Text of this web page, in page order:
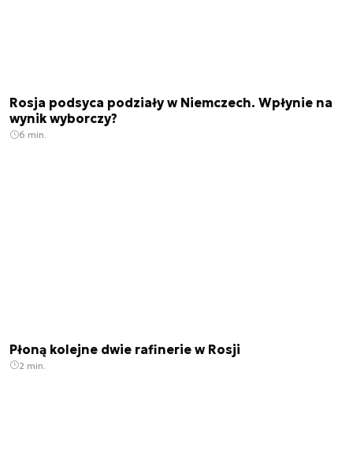
Rosja podsyca podziały w Niemczech. Wpłynie na
wynik wyborczy?
6 min.
Płoną kolejne dwie rafinerie w Rosji
2 min.